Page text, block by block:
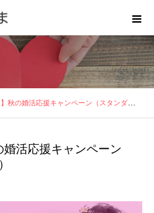
秋の婚活応援キャンペーン（スタンダード）
婚活応援キャンペーン